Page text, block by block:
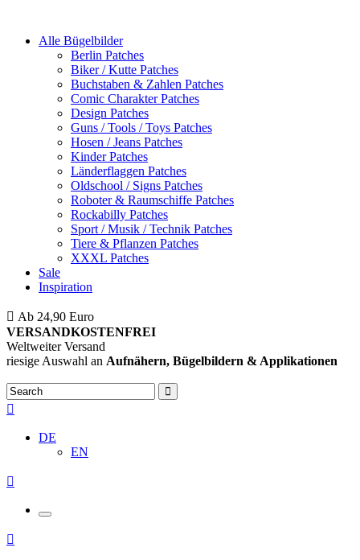
Alle Bügelbilder
Berlin Patches
Biker / Kutte Patches
Buchstaben & Zahlen Patches
Comic Charakter Patches
Design Patches
Guns / Tools / Toys Patches
Hosen / Jeans Patches
Kinder Patches
Länderflaggen Patches
Oldschool / Signs Patches
Roboter & Raumschiffe Patches
Rockabilly Patches
Sport / Musik / Technik Patches
Tiere & Pflanzen Patches
XXXL Patches
Sale
Inspiration
Ab 24,90 Euro
VERSANDKOSTENFREI
Weltweiter Versand
riesige Auswahl an Aufnähern, Bügelbildern & Applikationen
DE
EN